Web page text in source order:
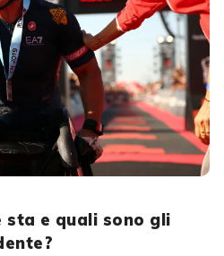
sta e quali sono gli